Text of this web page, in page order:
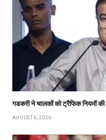
गडकरी ने चालकों को ट्रैफिक नियमों
AUGUST 6, 2026